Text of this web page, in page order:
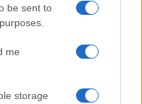
be sent to
me
storage
07-13 19:00:00